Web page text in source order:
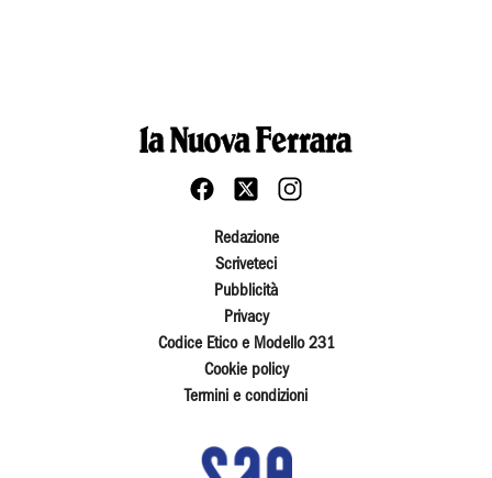
Redazione
Scriveteci
Pubblicità
Privacy
Codice Etico e Modello 231
Cookie policy
Termini e condizioni